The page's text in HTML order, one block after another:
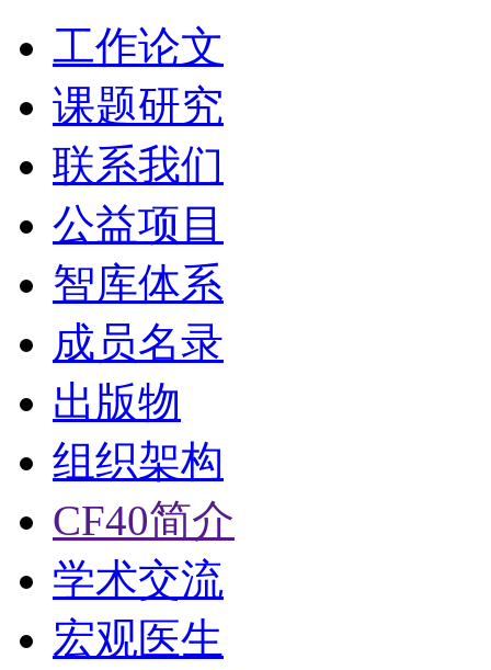
工作论文
课题研究
联系我们
公益项目
智库体系
成员名录
出版物
组织架构
CF40简介
学术交流
宏观医生